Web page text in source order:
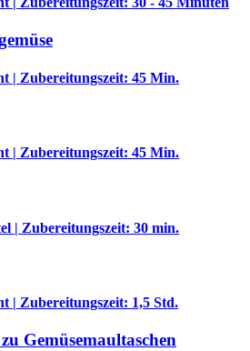
| Zubereitungszeit: 45 Min.
| Zubereitungszeit: 45 Min.
| Zubereitungszeit: 30 min.
| Zubereitungszeit: 1,5 Std.
Gemüsemaultaschen